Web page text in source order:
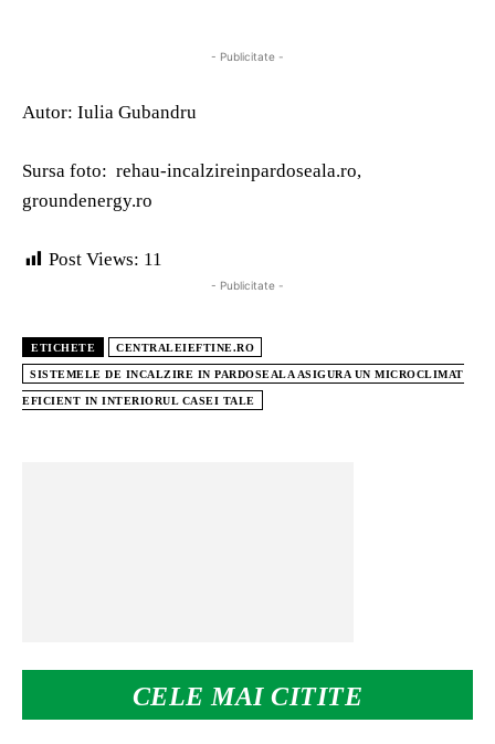
CELE MAI CITITE
- Publicitate -
Autor: Iulia Gubandru
Sursa foto: rehau-incalzireinpardoseala.ro,
groundenergy.ro
Post Views: 11
- Publicitate -
ETICHETE CENTRALEIEFTINE.RO
SISTEMELE DE INCALZIRE IN PARDOSEALA ASIGURA UN MICROCLIMAT
EFICIENT IN INTERIORUL CASEI TALE